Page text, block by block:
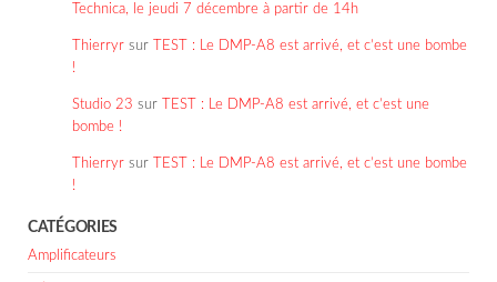
Technica, le jeudi 7 décembre à partir de 14h
Thierryr sur
TEST : Le DMP-A8 est arrivé, et c’est une bombe
!
Studio 23 sur
TEST : Le DMP-A8 est arrivé, et c’est une
bombe !
Thierryr sur
TEST : Le DMP-A8 est arrivé, et c’est une bombe
!
CATÉGORIES
Amplificateurs